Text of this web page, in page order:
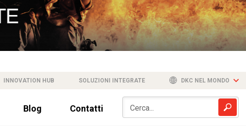
INNOVATION HUB SOLUZIONI INTEGRATE DKC NEL MONDO
Blog Contatti